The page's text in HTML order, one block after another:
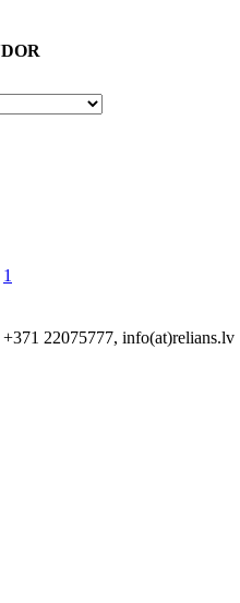
1
22075777, info(at)relians.lv